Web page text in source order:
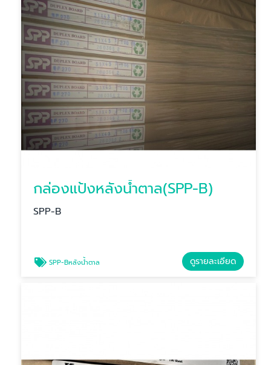
กล่องแป้งหลังน้ำตาล(SPP-B)
SPP-B
SPP-Bหลังน้ำตาล ดูรายละเอียด